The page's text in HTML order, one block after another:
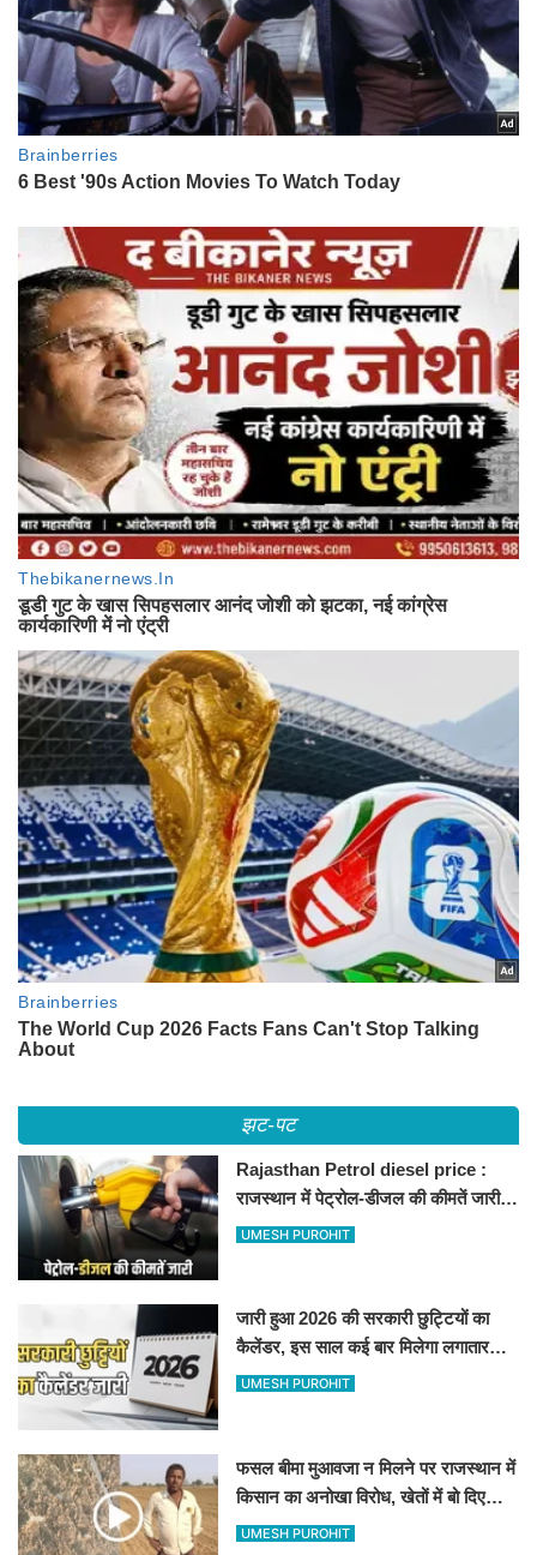
झट-पट
Rajasthan Petrol diesel price :
राजस्थान में पेट्रोल-डीजल की कीमतें जारी,
जानिए बीकानेर समेत पुरे प्रदेश में नए रेट
UMESH PUROHIT
जारी हुआ 2026 की सरकारी छुट्टियों का
कैलेंडर, इस साल कई बार मिलेगा लगातार
अवकाश, देखें
UMESH PUROHIT
फसल बीमा मुआवजा न मिलने पर राजस्थान में
किसान का अनोखा विरोध, खेतों में बो दिए
500-500 रुपए के नोट, वीडियो वायरल
UMESH PUROHIT